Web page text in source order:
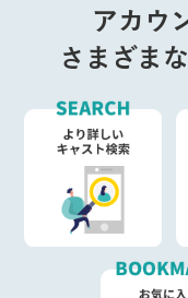
アカウ
さまざま